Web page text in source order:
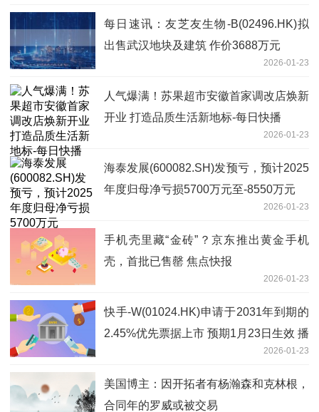
每日速讯：友芝友生物-B(02496.HK)拟
出售武汉地块及建筑 作价3688万元
2026-01-23
人气爆满！苏果超市安徽首家调改店焕新
开业 打造品质生活新地标-每日快播
2026-01-23
海泰发展(600082.SH)发预亏，预计2025
年度归母净亏损5700万元至-8550万元
2026-01-23
手机壳里藏“金砖”？京东推出黄金手机
壳，首批已售罄 焦点快报
2026-01-23
快手-W(01024.HK)申请于2031年到期的
2.45%优先票据上市 预期1月23日生效 播
2026-01-23
美国博主：因开拓者有杨瀚森和克林根，
合同年的罗威或被交易